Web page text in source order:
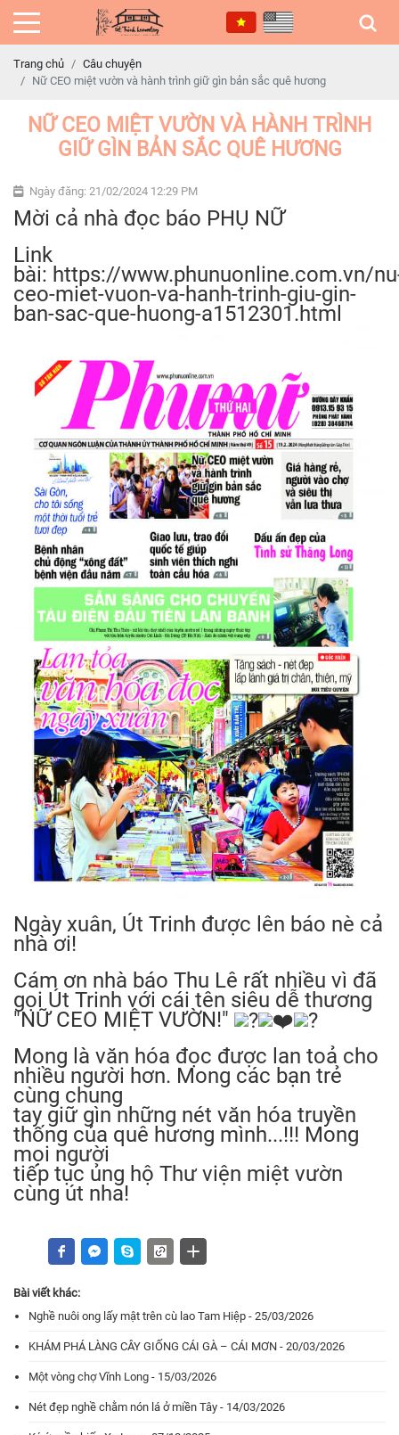
Trang chủ
Câu chuyện
Nữ CEO miệt vườn và hành trình giữ gìn bản sắc quê hương
NỮ CEO MIỆT VƯỜN VÀ HÀNH TRÌNH
GIỮ GÌN BẢN SẮC QUÊ HƯƠNG
Ngày đăng: 21/02/2024 12:29 PM
Mời cả nhà đọc báo PHỤ NỮ
Link
bài: https://www.phunuonline.com.vn/
ceo-miet-vuon-va-hanh-trinh-giu-gin-
ban-sac-que-huong-a1512301.html
Ngày xuân, Út Trinh được lên báo nè cả
nhà ơi!
Cám ơn nhà báo Thu Lê rất nhiều vì đã
gọi Út Trinh với cái tên siêu dễ thương
"NỮ CEO MIỆT VƯỜN!"
Mong là văn hóa đọc được lan toả cho
nhiều người hơn. Mong các bạn trẻ
cùng chung
tay giữ gìn những nét văn hóa truyền
thống của quê hương mình...!!! Mong
mọi người
tiếp tục ủng hộ Thư viện miệt vườn
cùng út nha!
Bài viết khác:
Nghề nuôi ong lấy mật trên cù lao Tam Hiệp - 25/03/2026
KHÁM PHÁ LÀNG CÂY GIỐNG CÁI GÀ – CÁI MƠN - 20/03/2026
Một vòng chợ Vĩnh Long - 15/03/2026
Nét đẹp nghề chằm nón lá ở miền Tây - 14/03/2026